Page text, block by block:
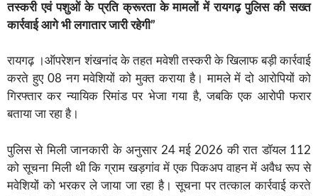
तस्करी एवं पशुओं के प्रति क्रूरता के मामलों में रायगढ़ पुलिस की सख्त
कार्रवाई आगे भी लगातार जारी रहेगी”
रायगढ़ ।ऑपरेशन शंखनांद के तहत मवेशी तस्करी के खिलाफ बड़ी कार्रवाई
करते हुए 08 नग मवेशियों को मुक्त कराया है। मामले में दो आरोपियों को
गिरफ्तार कर न्यायिक रिमांड पर भेजा गया है, जबकि एक आरोपी फरार
बताया जा रहा है।
पुलिस से मिली जानकारी के अनुसार 24 मई 2026 की रात डॉयल 112
को सूचना मिली थी कि ग्राम खड़गांव में एक पिकअप वाहन में अवैध रूप से
मवेशियों को भरकर ले जाया जा रहा है। सूचना पर तत्काल कार्रवाई करते